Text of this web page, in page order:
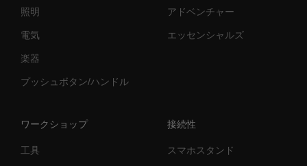
照明
電気
楽器
プッシュボタン/ハンドル
アドベンチャー
エッセンシャルズ
ワークショップ
工具
接続性
スマホスタンド